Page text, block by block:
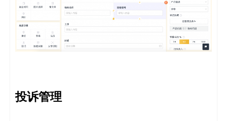
投诉管理